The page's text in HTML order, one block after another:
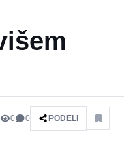
0 0 PODELI